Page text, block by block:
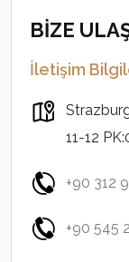
BİZE
İletişim
11-12
+90 312
+90 545